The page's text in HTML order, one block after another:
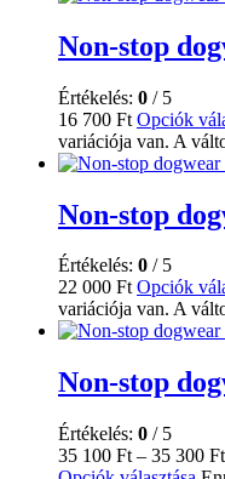
Non-stop
Értékelés: 0 / 5
16 700 Ft Opciók
variációja van. A
Non-stop
Értékelés: 0 / 5
22 000 Ft Opciók
variációja van. A
Non-stop
Értékelés: 0 / 5
35 100 Ft – 35 300 Ft